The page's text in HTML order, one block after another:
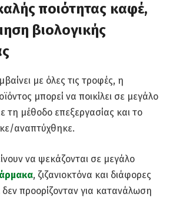
ποιότητας καφέ,
βιολογικής
με όλες τις τροφές, η
μπορεί να ποικίλει σε μεγάλο
τη μέθοδο επεξεργασίας και το
αναπτύχθηκε.
να ψεκάζονται σε μεγάλο
, ζιζανιοκτόνα και διάφορες
δεν προορίζονταν για κατανάλωση